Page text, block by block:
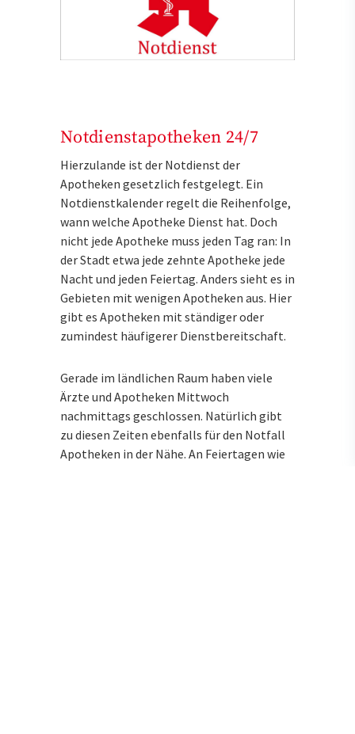
Notdienstapotheken 24/7
Hierzulande ist der Notdienst der
Apotheken gesetzlich festgelegt. Ein
Notdienstkalender regelt die Reihenfolge,
wann welche Apotheke Dienst hat. Doch
nicht jede Apotheke muss jeden Tag ran: In
der Stadt etwa jede zehnte Apotheke jede
Nacht und jeden Feiertag. Anders sieht es in
Gebieten mit wenigen Apotheken aus. Hier
gibt es Apotheken mit ständiger oder
zumindest häufigerer Dienstbereitschaft.
Gerade im ländlichen Raum haben viele
Ärzte und Apotheken Mittwoch
nachmittags geschlossen. Natürlich gibt
zu diesen Zeiten ebenfalls für den Notfall
Apotheken in der Nähe. An Feiertagen wie